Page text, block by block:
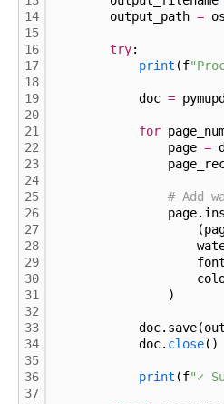
14
15
16
17
18
19
20
21
22
23
24
25
26
27
28
29
30
31
32
33
34
35
36
37
output_path =
try:
print (f
doc =
for
page =
# Add
)
doc. close()
print (f"✓